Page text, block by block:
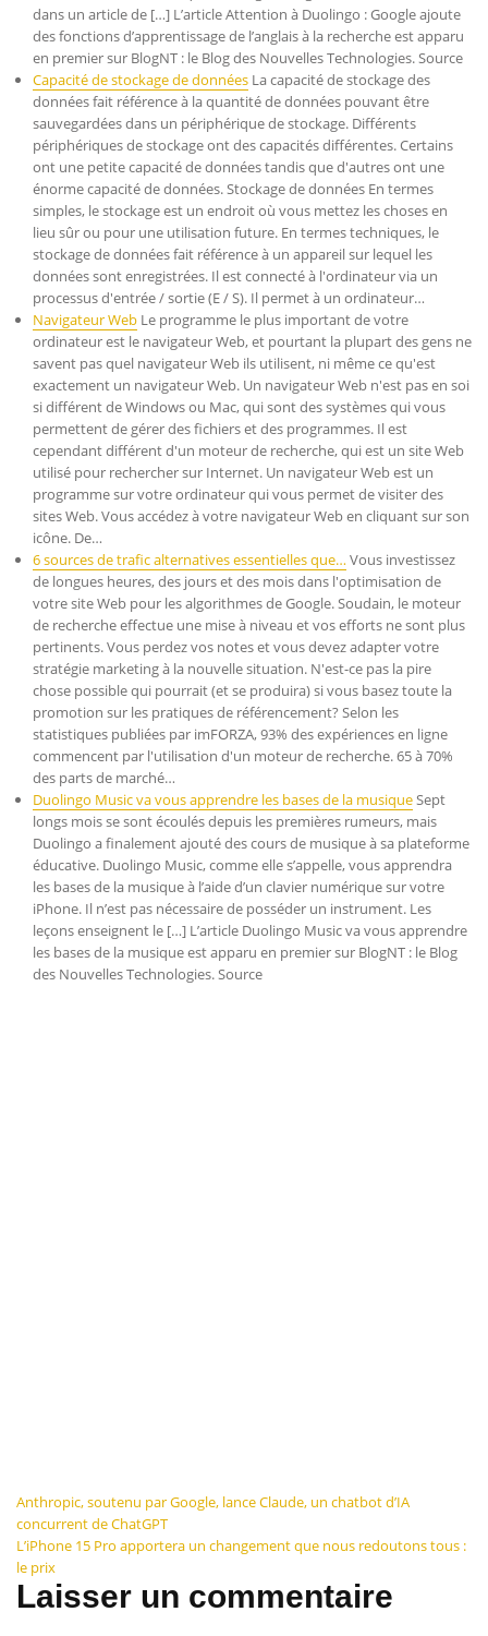
dans un article de […] L’article Attention à Duolingo : Google ajoute
des fonctions d’apprentissage de l’anglais à la recherche est apparu
en premier sur BlogNT : le Blog des Nouvelles Technologies. Source
Capacité de stockage de données La capacité de stockage des
données fait référence à la quantité de données pouvant être
sauvegardées dans un périphérique de stockage. Différents
périphériques de stockage ont des capacités différentes. Certains
ont une petite capacité de données tandis que d'autres ont une
énorme capacité de données. Stockage de données En termes
simples, le stockage est un endroit où vous mettez les choses en
lieu sûr ou pour une utilisation future. En termes techniques, le
stockage de données fait référence à un appareil sur lequel les
données sont enregistrées. Il est connecté à l'ordinateur via un
processus d'entrée / sortie (E / S). Il permet à un ordinateur…
Navigateur Web Le programme le plus important de votre
ordinateur est le navigateur Web, et pourtant la plupart des gens ne
savent pas quel navigateur Web ils utilisent, ni même ce qu'est
exactement un navigateur Web. Un navigateur Web n'est pas en soi
si différent de Windows ou Mac, qui sont des systèmes qui vous
permettent de gérer des fichiers et des programmes. Il est
cependant différent d'un moteur de recherche, qui est un site Web
utilisé pour rechercher sur Internet. Un navigateur Web est un
programme sur votre ordinateur qui vous permet de visiter des
sites Web. Vous accédez à votre navigateur Web en cliquant sur son
icône. De…
6 sources de trafic alternatives essentielles que…Vous investissez
de longues heures, des jours et des mois dans l'optimisation de
votre site Web pour les algorithmes de Google. Soudain, le moteur
de recherche effectue une mise à niveau et vos efforts ne sont plus
pertinents. Vous perdez vos notes et vous devez adapter votre
stratégie marketing à la nouvelle situation. N'est-ce pas la pire
chose possible qui pourrait (et se produira) si vous basez toute la
promotion sur les pratiques de référencement? Selon les
statistiques publiées par imFORZA, 93% des expériences en ligne
commencent par l'utilisation d'un moteur de recherche. 65 à 70%
des parts de marché…
Duolingo Music va vous apprendre les bases de la musiqueSept
longs mois se sont écoulés depuis les premières rumeurs, mais
Duolingo a finalement ajouté des cours de musique à sa plateforme
éducative. Duolingo Music, comme elle s’appelle, vous apprendra
les bases de la musique à l’aide d’un clavier numérique sur votre
iPhone. Il n’est pas nécessaire de posséder un instrument. Les
leçons enseignent le […] L’article Duolingo Music va vous apprendre
les bases de la musique est apparu en premier sur BlogNT : le Blog
des Nouvelles Technologies. Source
Navigation
de
l’article
Anthropic, soutenu par Google, lance Claude, un chatbot d’IA
concurrent de ChatGPT
L’iPhone 15 Pro apportera un changement que nous redoutons tous :
le prix
Laisser un commentaire